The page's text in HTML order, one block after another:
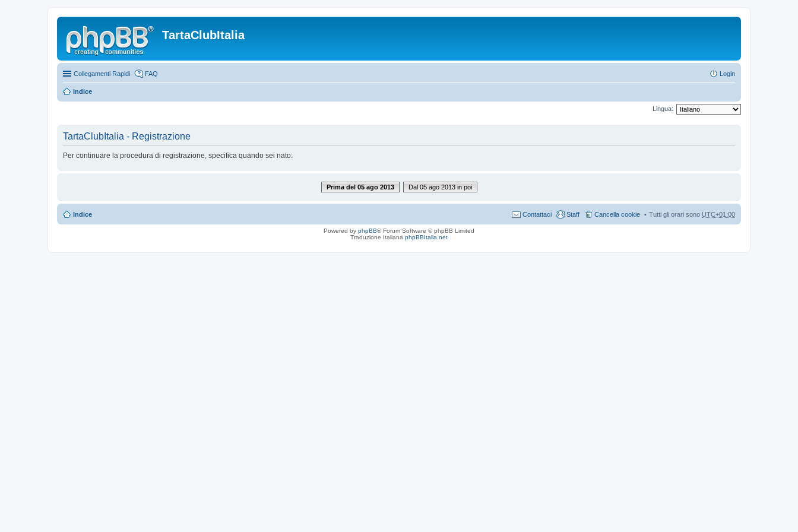
TartaClubItalia
Collegamenti Rapidi FAQ Login
Indice
Lingua:
TartaClubItalia - Registrazione
Per continuare la procedura di registrazione, specifica quando sei nato:
Prima del 05 ago 2013 Dal 05 ago 2013 in poi
Indice Tutti gli orari sono UTC+01:00
Cancella cookie
Staff
Contattaci
Powered by phpBB® Forum Software © phpBB Limited
Traduzione Italiana phpBBItalia.net